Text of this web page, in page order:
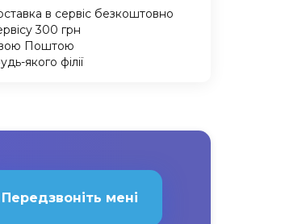
в сервіс безкоштовно
300 грн
Поштою
якого філії
Передзвоніть мені